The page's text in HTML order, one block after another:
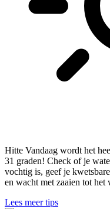
Hitte Vandaag wordt het
31 graden! Check of je
vochtig is, geef je
en wacht met zaaien tot het
Lees meer tips